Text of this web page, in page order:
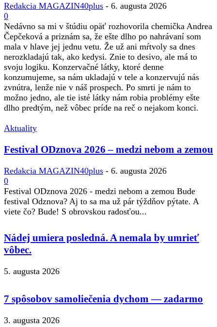
Redakcia MAGAZIN40plus - 6. augusta 2026
0
Nedávno sa mi v štúdiu opäť rozhovorila chemička Andrea
Čepčeková a priznám sa, že ešte dlho po nahrávaní som
mala v hlave jej jednu vetu. Že už ani mŕtvoly sa dnes
nerozkladajú tak, ako kedysi. Znie to desivo, ale má to
svoju logiku. Konzervačné látky, ktoré denne
konzumujeme, sa nám ukladajú v tele a konzervujú nás
zvnútra, lenže nie v náš prospech. Po smrti je nám to
možno jedno, ale tie isté látky nám robia problémy ešte
dlho predtým, než vôbec príde na reč o nejakom konci.
Aktuality
Festival ODznova 2026 – medzi nebom a zemou
Redakcia MAGAZIN40plus - 6. augusta 2026
0
Festival ODznova 2026 - medzi nebom a zemou Bude
festival Odznova? Aj to sa ma už pár týždňov pýtate. A
viete čo? Bude! S obrovskou radosťou...
Nádej umiera posledná. A nemala by umrieť
vôbec.
5. augusta 2026
7 spôsobov samoliečenia dychom — zadarmo
3. augusta 2026